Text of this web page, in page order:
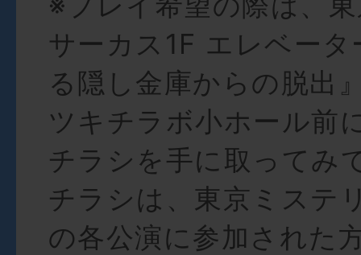
サーカス1F エレベー
る隠し金庫からの脱出
ツキチラボ小ホール前
チラシを手に取ってみ
チラシは、東京ミステ
の各公演に参加された